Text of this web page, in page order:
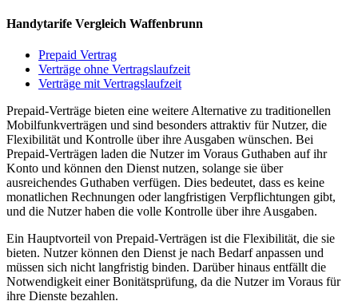
Handytarife Vergleich Waffenbrunn
Prepaid Vertrag
Verträge ohne Vertragslaufzeit
Verträge mit Vertragslaufzeit
Prepaid-Verträge bieten eine weitere Alternative zu traditionellen
Mobilfunkverträgen und sind besonders attraktiv für Nutzer, die
Flexibilität und Kontrolle über ihre Ausgaben wünschen. Bei
Prepaid-Verträgen laden die Nutzer im Voraus Guthaben auf ihr
Konto und können den Dienst nutzen, solange sie über
ausreichendes Guthaben verfügen. Dies bedeutet, dass es keine
monatlichen Rechnungen oder langfristigen Verpflichtungen gibt,
und die Nutzer haben die volle Kontrolle über ihre Ausgaben.
Ein Hauptvorteil von Prepaid-Verträgen ist die Flexibilität, die sie
bieten. Nutzer können den Dienst je nach Bedarf anpassen und
müssen sich nicht langfristig binden. Darüber hinaus entfällt die
Notwendigkeit einer Bonitätsprüfung, da die Nutzer im Voraus für
ihre Dienste bezahlen.